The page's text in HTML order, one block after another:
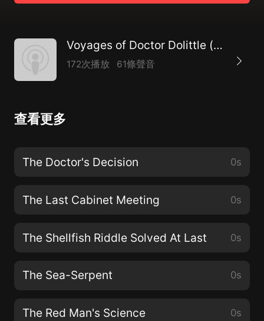
Voyages of Doctor Dolittle (version 2), The by Hugh Lofting (1886 - 1947)
172次播放 61條聲音
查看更多
The Doctor's Decision 0s
The Last Cabinet Meeting 0s
The Shellfish Riddle Solved At Last 0s
The Sea-Serpent 0s
The Red Man's Science 0s